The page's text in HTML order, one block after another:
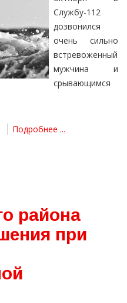
Службу-112
дозвонился
очень сильно
встревоженный
мужчина и
срывающимся
Подробнее ...
района
при